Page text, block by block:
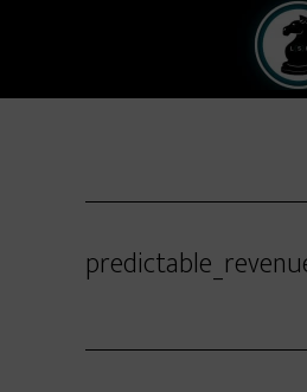
main
primary